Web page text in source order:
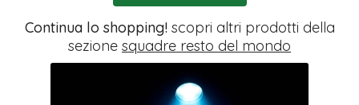
Continua lo shopping!scopri altri prodotti della
sezione squadre resto del mondo